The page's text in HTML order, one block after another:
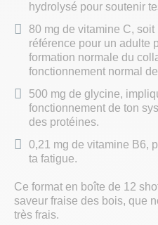
hydrolysé pour soutenir
80 mg de vitamine C,
référence pour un adulte
formation normale du
fonctionnement normal
500 mg de glycine,
fonctionnement de ton
des protéines.
0,21 mg de vitamine B6,
ta fatigue.
Ce format en boîte de 12
saveur fraise des bois, que
très frais.